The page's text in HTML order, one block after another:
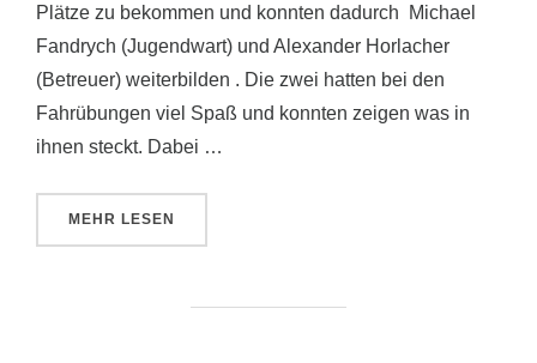
Plätze zu bekommen und konnten dadurch Michael
Fandrych (Jugendwart) und Alexander Horlacher
(Betreuer) weiterbilden . Die zwei hatten bei den
Fahrübungen viel Spaß und konnten zeigen was in
ihnen steckt. Dabei …
MEHR ÜBER „FAHRSICHERHEITSTRAINING FÜR
LESEN